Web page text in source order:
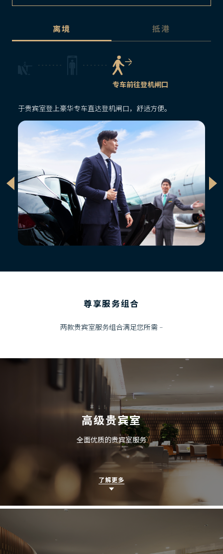
离境 抵港
专车前往登机闸口
于贵宾室登上豪华专车直达登机闸口，舒适方便。
尊享服务组合
两款贵宾室服务组合满足您所需 –
高级贵宾室
全面优质的贵宾室服务
了解更多